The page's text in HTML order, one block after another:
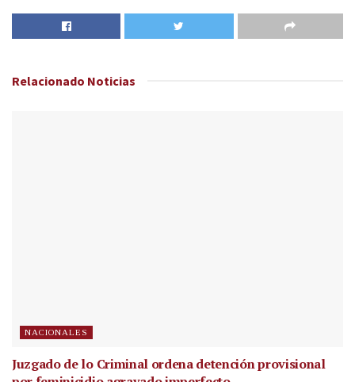
Relacionado Noticias
NACIONALES
Juzgado de lo Criminal ordena detención provisional